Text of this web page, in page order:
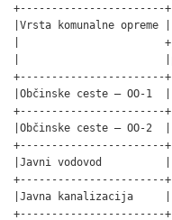
+-----------------------
|Vrsta komunalne
|
|
+-----------------------
|Občinske ceste –
+-----------------------
|Občinske ceste –
+-----------------------
|Javni vodovod
+-----------------------
|Javna
+-----------------------